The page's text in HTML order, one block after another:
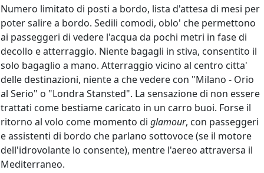
Numero limitato di posti a bordo, lista d'attesa di mesi per
poter salire a bordo. Sedili comodi, oblo' che permettono
ai passeggeri di vedere l'acqua da pochi metri in fase di
decollo e atterraggio. Niente bagagli in stiva, consentito il
solo bagaglio a mano. Atterraggio vicino al centro citta'
delle destinazioni, niente a che vedere con "Milano - Orio
al Serio" o "Londra Stansted". La sensazione di non essere
trattati come bestiame caricato in un carro buoi. Forse il
ritorno al volo come momento di glamour, con passeggeri
e assistenti di bordo che parlano sottovoce (se il motore
dell'idrovolante lo consente), mentre l'aereo attraversa il
Mediterraneo.